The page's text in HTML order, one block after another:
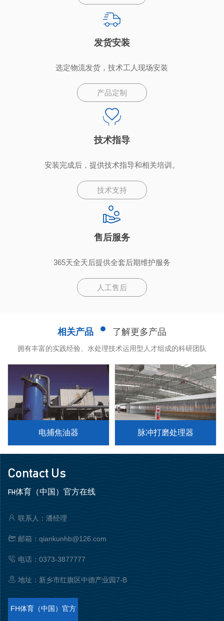
发货安装
选定物流发货，技术工人现场安装
产品定制
技术指导
安装完成后，提供技术指导和相关培训。
技术支持
售后服务
365天全天后提供全套后期维护服务
人工售后
相关产品 了解更多产品
拥有丰富的实践经验、水处理技术运用型人才组成的科研团队
电捕焦油器 脉冲打磨处理器
Contact Us
FH体育（中国）官方在线
联系人：潘经理
邮箱：qiankunhb@126.com
电话：0373-3877777
地址：新乡市红旗区中德产业园7-B
FH体育（中国）官方